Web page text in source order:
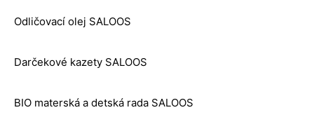
Odličovací olej SALOOS
Darčekové kazety SALOOS
BIO materská a detská rada SALOOS